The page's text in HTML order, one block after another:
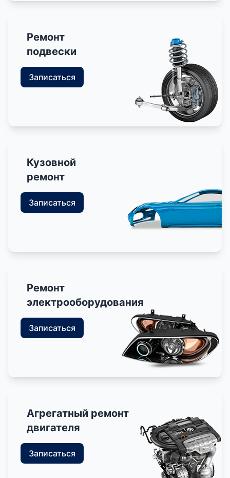
Ремонт
подвески
Записаться
Кузовной
ремонт
Записаться
Ремонт
электрооборудования
Записаться
Агрегатный ремонт
двигателя
Записаться